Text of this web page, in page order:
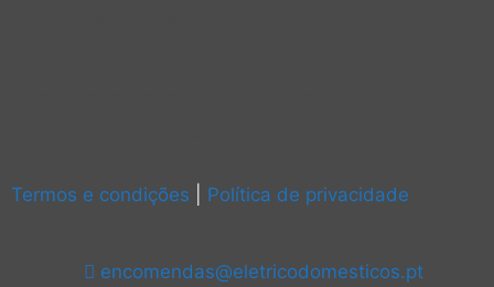
Termos e condições Política de privacidade
encomendas@eletricodomesticos.pt